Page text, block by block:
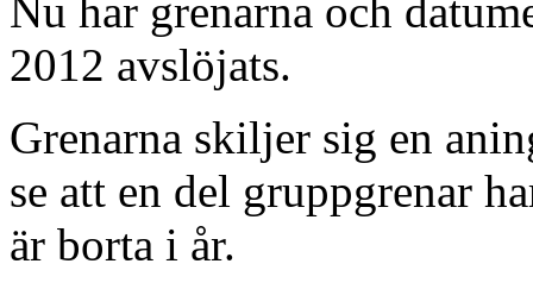
Nu har grenarna och
2012 avslöjats.
Grenarna skiljer sig en
se att en del gruppgrenar
är borta i år.